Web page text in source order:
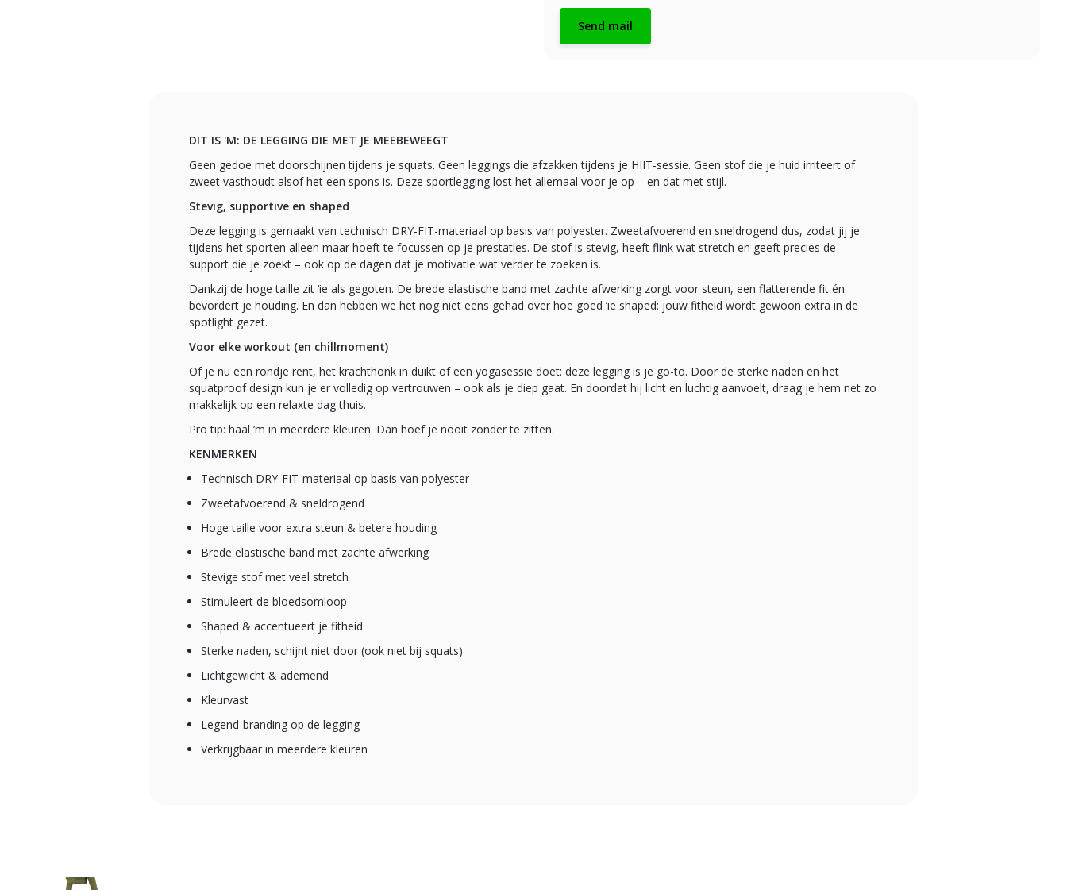
Send mail
DIT IS 'M: DE LEGGING DIE MET JE MEEBEWEEGT
Geen gedoe met doorschijnen tijdens je squats. Geen leggings die afzakken tijdens je HIIT-sessie. Geen stof die je huid irriteert of
zweet vasthoudt alsof het een spons is. Deze sportlegging lost het allemaal voor je op – en dat met stijl.
Stevig, supportive en shaped
Deze legging is gemaakt van technisch DRY-FIT-materiaal op basis van polyester. Zweetafvoerend en sneldrogend dus, zodat jij je
tijdens het sporten alleen maar hoeft te focussen op je prestaties. De stof is stevig, heeft flink wat stretch en geeft precies de
support die je zoekt – ook op de dagen dat je motivatie wat verder te zoeken is.
Dankzij de hoge taille zit ‘ie als gegoten. De brede elastische band met zachte afwerking zorgt voor steun, een flatterende fit én
bevordert je houding. En dan hebben we het nog niet eens gehad over hoe goed ‘ie shaped: jouw fitheid wordt gewoon extra in de
spotlight gezet.
Voor elke workout (en chillmoment)
Of je nu een rondje rent, het krachthonk in duikt of een yogasessie doet: deze legging is je go-to. Door de sterke naden en het
squatproof design kun je er volledig op vertrouwen – ook als je diep gaat. En doordat hij licht en luchtig aanvoelt, draag je hem net zo
makkelijk op een relaxte dag thuis.
Pro tip: haal ’m in meerdere kleuren. Dan hoef je nooit zonder te zitten.
KENMERKEN
Technisch DRY-FIT-materiaal op basis van polyester
Zweetafvoerend & sneldrogend
Hoge taille voor extra steun & betere houding
Brede elastische band met zachte afwerking
Stevige stof met veel stretch
Stimuleert de bloedsomloop
Shaped & accentueert je fitheid
Sterke naden, schijnt niet door (ook niet bij squats)
Lichtgewicht & ademend
Kleurvast
Legend-branding op de legging
Verkrijgbaar in meerdere kleuren